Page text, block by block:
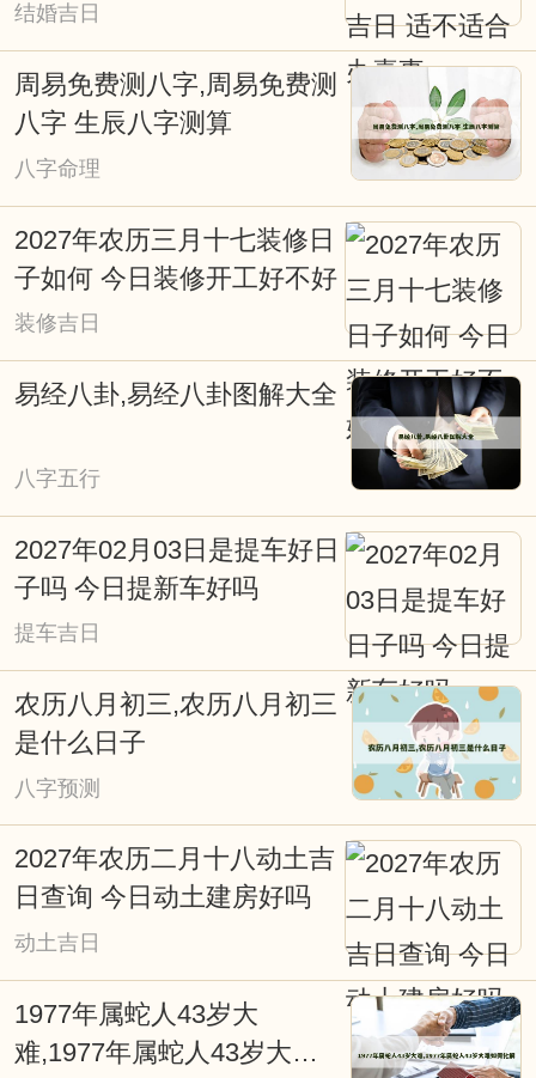
说：得天时得地利，天时地利人和；子靠
出生，女靠行嫁；发福由地脉，催福出良
辰；不得真龙得日月，也是富贵旺人家等
等。古时人们就是通过计算太阳、月亮等
星球对不同地域的影响，所产生不同的吉
凶效应。择日是求得天时气运的助力，是
造福的重要手段。择吉日在涉及诸如结婚
嫁娶择日、修造动土择日、入宅搬家择
日、开张开业择日、生儿育女交合求嗣择
吉日等重大事项时，必须选择吉日吉时，
从而达到趋吉避凶、福自天降、荣华富
贵，因些择吉日非常重要。老式挂历、老
黄历上也往往会写满了各种择日吉凶宜忌
信息，特别提醒一些贪图方便的网友，不
能看见老黄历上写着宜嫁娶便定下终身大
事吉期。因为，这天对大多数人来说是吉
日，而对您来说可能会不太合适。因此，
对于重要的事情还是要针对自已进行专业
择吉日而行事会更好点，择吉日网的在线
择日查询系统能为您解忧并永久免费开
放。
结婚吉日
周易免费测八字,周易免费测
八字 生辰八字测算
八字命理
2027年农历三月十七装修日
子如何 今日装修开工好不好
装修吉日
易经八卦,易经八卦图解大全
八字五行
2027年02月03日是提车好日
子吗 今日提新车好吗
提车吉日
农历八月初三,农历八月初三
是什么日子
八字预测
2027年农历二月十八动土吉
日查询 今日动土建房好吗
动土吉日
1977年属蛇人43岁大
难,1977年属蛇人43岁大难